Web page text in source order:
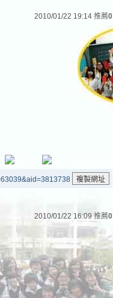
2010/01/22 19:14 推薦0
2010/01/22 16:09 推薦0